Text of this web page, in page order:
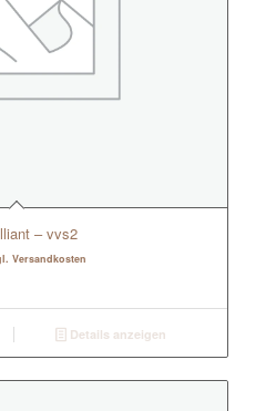
– vvs2
Versandkosten
Details anzeigen